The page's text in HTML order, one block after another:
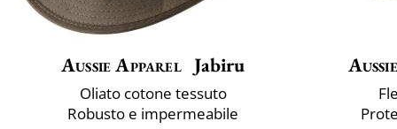
Aussie Apparel Jabiru
Oliato cotone tessuto
Robusto e impermeabile